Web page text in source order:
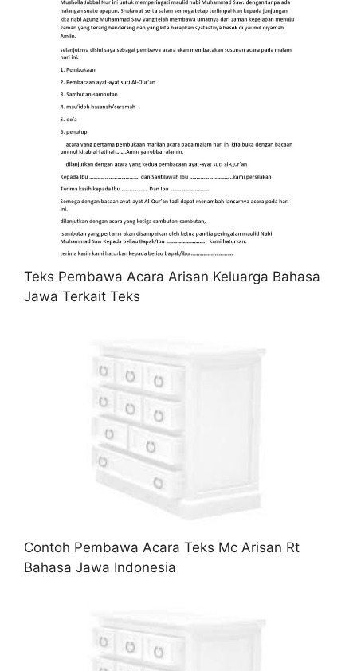
Teks Pembawa Acara Arisan Keluarga Bahasa
Jawa Terkait Teks
Contoh Pembawa Acara Teks Mc Arisan Rt
Bahasa Jawa Indonesia